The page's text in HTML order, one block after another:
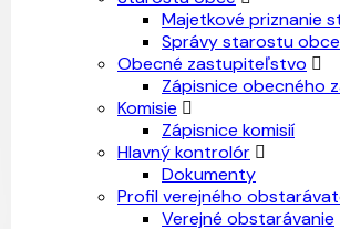
Majetkové priznanie
Správy starostu obce
Obecné zastupiteľstvo
Zápisnice obecného
Komisie
Zápisnice komisií
Hlavný kontrolór
Dokumenty
Profil verejného
Verejné obstarávanie